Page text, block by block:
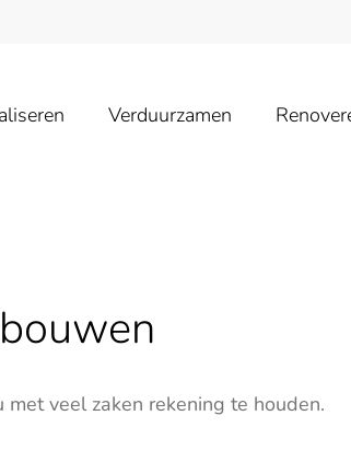
Verduurzamen
veel zaken rekening te houden.